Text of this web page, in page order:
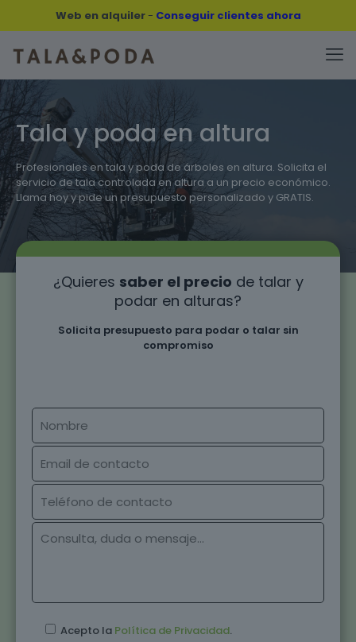
Web en alquiler- Conseguir clientes ahora
Tala y poda en altura
Profesionales en tala y poda de árboles en altura. Solicita el
servicio de tala controlada en altura a un precio económico.
Llama hoy y pide un presupuesto personalizado y GRATIS.
¿Quieres saber el precio de talar y
podar en alturas?
Solicita presupuesto para podar o talar sin
compromiso
Acepto la Política de Privacidad.